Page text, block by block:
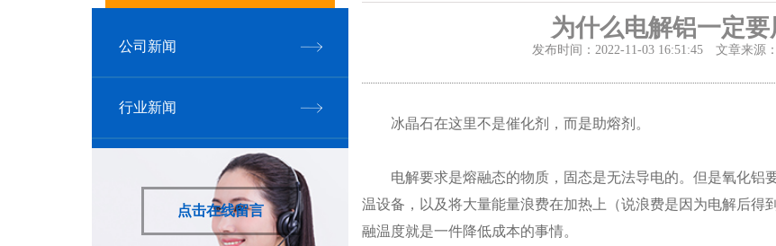
公司新闻
行业新闻
点击在线留言
为什么电解铝一定要
发布时间：2022-11-03 16:51:45 文章来源
冰晶石在这里不是催化剂，而是助熔剂。
电解要求是熔融态的物质，固态是无法导电的。但是氧化铝
温设备，以及将大量能量浪费在加热上（说浪费是因为电解后得
融温度就是一件降低成本的事情。